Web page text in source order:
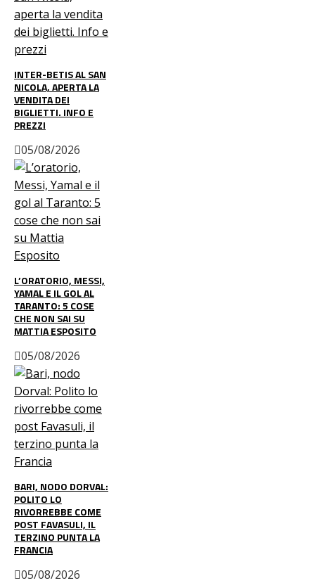
INTER-BETIS AL SAN
NICOLA, APERTA LA
VENDITA DEI
BIGLIETTI. INFO E
PREZZI
05/08/2026
L’ORATORIO, MESSI,
YAMAL E IL GOL AL
TARANTO: 5 COSE
CHE NON SAI SU
MATTIA ESPOSITO
05/08/2026
BARI, NODO DORVAL:
POLITO LO
RIVORREBBE COME
POST FAVASULI, IL
TERZINO PUNTA LA
FRANCIA
05/08/2026